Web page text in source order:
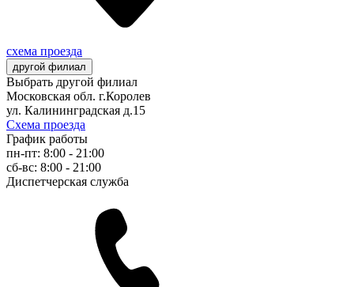
схема проезда
другой филиал
Выбрать другой филиал
Московская обл. г.Королев
ул. Калининградская д.15
Схема проезда
График работы
пн-пт: 8:00 - 21:00
сб-вс: 8:00 - 21:00
Диспетчерская служба